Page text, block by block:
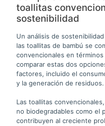
toallitas
sostenibilidad
Un análisis de
las toallitas de bambú se
convencionales en
comparar estas dos
factores, incluido el
y la generación de residuos.
Las toallitas
no biodegradables como el
contribuyen al creciente